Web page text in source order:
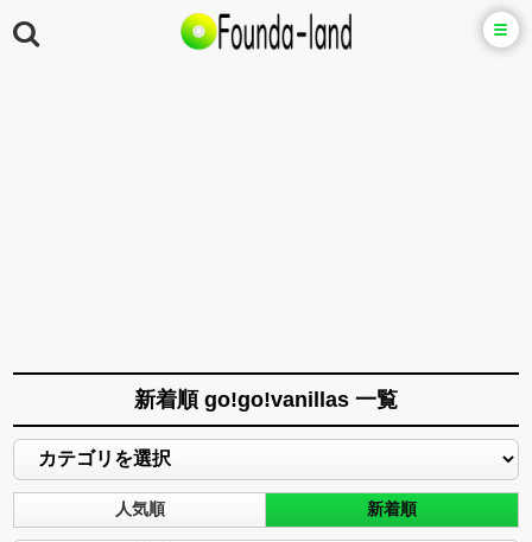
新着順 go!go!vanillas 一覧
人気順 新着順